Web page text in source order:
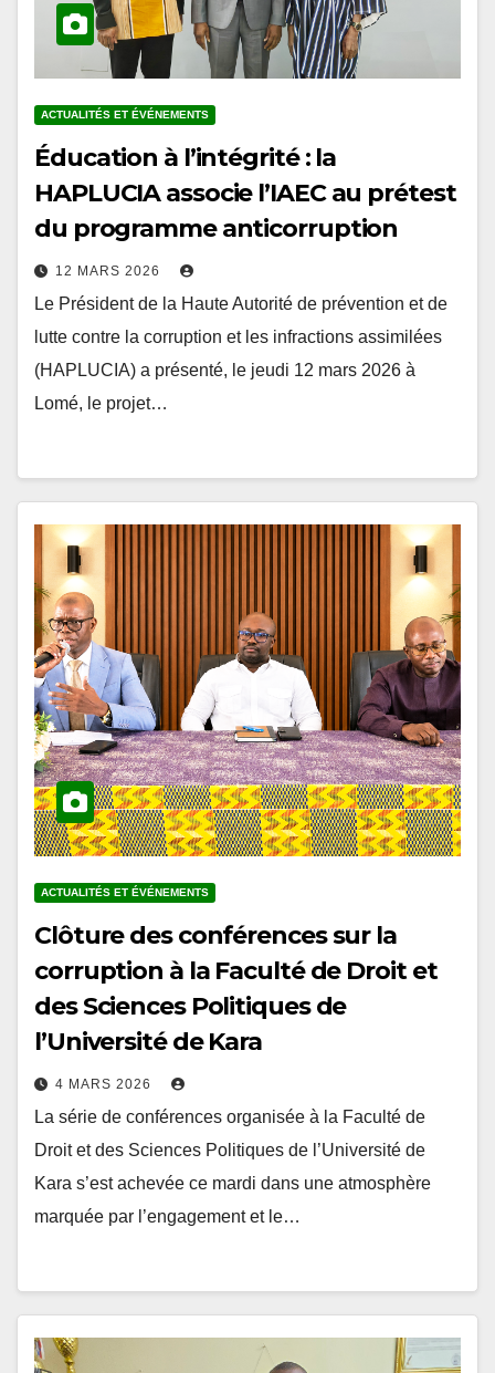
ACTUALITÉS ET ÉVÉNEMENTS
Éducation à l’intégrité : la
HAPLUCIA associe l’IAEC au prétest
du programme anticorruption
12 MARS 2026
Le Président de la Haute Autorité de prévention et de
lutte contre la corruption et les infractions assimilées
(HAPLUCIA) a présenté, le jeudi 12 mars 2026 à
Lomé, le projet…
ACTUALITÉS ET ÉVÉNEMENTS
Clôture des conférences sur la
corruption à la Faculté de Droit et
des Sciences Politiques de
l’Université de Kara
4 MARS 2026
La série de conférences organisée à la Faculté de
Droit et des Sciences Politiques de l’Université de
Kara s’est achevée ce mardi dans une atmosphère
marquée par l’engagement et le…